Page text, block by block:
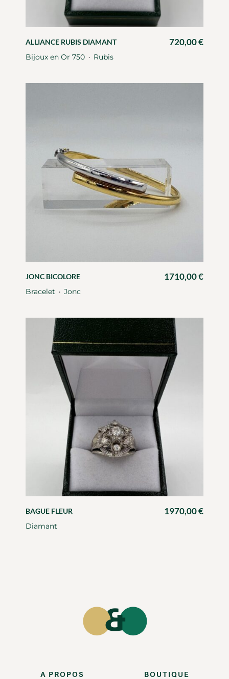
ALLIANCE RUBIS DIAMANT 720,00€
Bijoux en Or 750 ・ Rubis
JONC BICOLORE 1710,00€
Bracelet ・ Jonc
BAGUE FLEUR 1970,00€
Diamant
A PROPOS BOUTIQUE